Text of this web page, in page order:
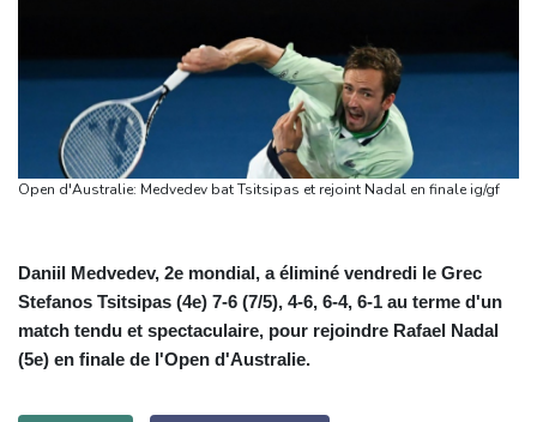
Open d'Australie: Medvedev bat Tsitsipas et rejoint Nadal en finale ig/gf
Daniil Medvedev, 2e mondial, a éliminé vendredi le Grec
Stefanos Tsitsipas (4e) 7-6 (7/5), 4-6, 6-4, 6-1 au terme d'un
match tendu et spectaculaire, pour rejoindre Rafael Nadal
(5e) en finale de l'Open d'Australie.